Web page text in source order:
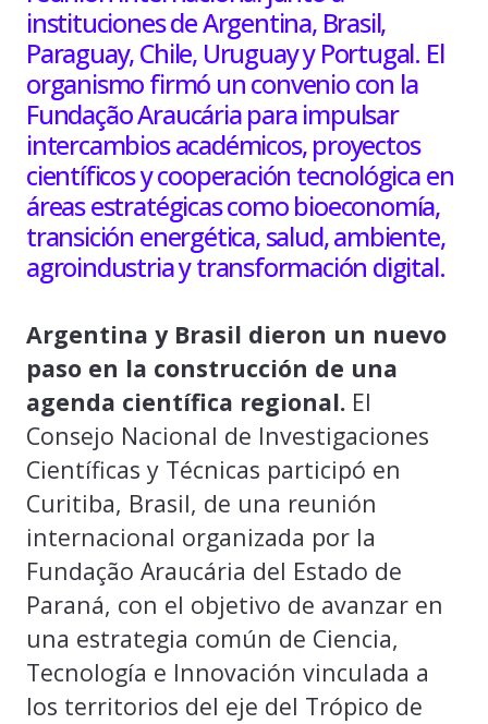
instituciones de Argentina, Brasil,
Paraguay, Chile, Uruguay y Portugal. El
organismo firmó un convenio con la
Fundação Araucária para impulsar
intercambios académicos, proyectos
científicos y cooperación tecnológica en
áreas estratégicas como bioeconomía,
transición energética, salud, ambiente,
agroindustria y transformación digital.
Argentina y Brasil dieron un nuevo
paso en la construcción de una
agenda científica regional. El
Consejo Nacional de Investigaciones
Científicas y Técnicas participó en
Curitiba, Brasil, de una reunión
internacional organizada por la
Fundação Araucária del Estado de
Paraná, con el objetivo de avanzar en
una estrategia común de Ciencia,
Tecnología e Innovación vinculada a
los territorios del eje del Trópico de